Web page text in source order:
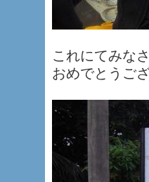
これにてみな
おめでとうご